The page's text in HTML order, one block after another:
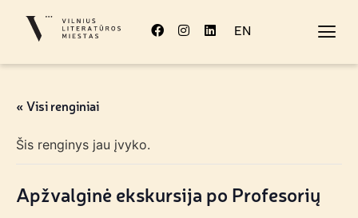
EN
« Visi renginiai
Šis renginys jau įvyko.
Apžvalginė ekskursija po Profesorių